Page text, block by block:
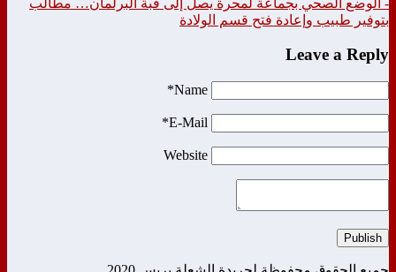
- الوضع الصحي بجماعة لمحرة يصل إلى قبة البرلمان… مطالب
بتوفير طبيب وإعادة فتح قسم الولادة
Leave a Reply
Name*
E-Mail*
Website
Publish